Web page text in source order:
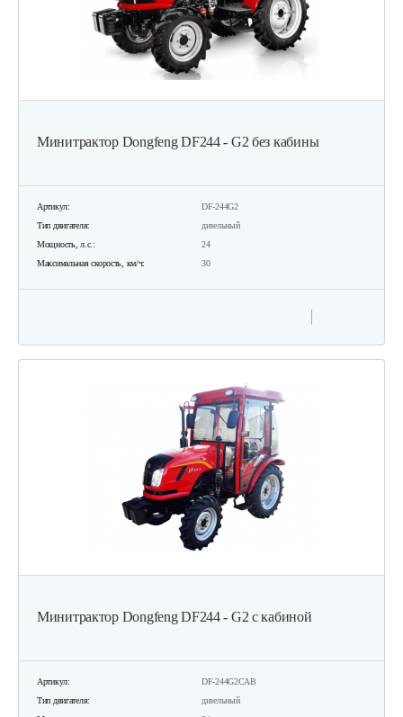
Минитрактор Dongfeng DF244 - G2 без кабины
Артикул:
DF-244G2
Тип двигателя:
дизельный
Мощность, л.с.:
24
Максимальная скорость, км/ч:
30
Минитрактор Dongfeng DF244 - G2 с кабиной
Артикул:
DF-244G2CAB
Тип двигателя:
дизельный